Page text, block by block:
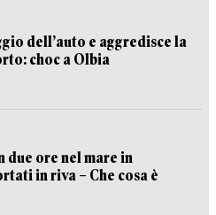
dell’auto e aggredisce la
choc a Olbia
due ore nel mare in
in riva – Che cosa è